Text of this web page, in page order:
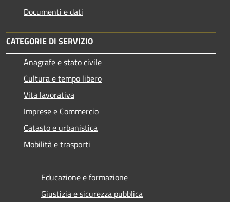
Documenti e dati
CATEGORIE DI SERVIZIO
Anagrafe e stato civile
Cultura e tempo libero
Vita lavorativa
Imprese e Commercio
Catasto e urbanistica
Mobilità e trasporti
Educazione e formazione
Giustizia e sicurezza pubblica